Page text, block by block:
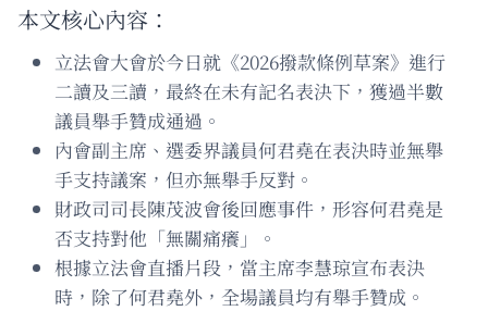
本文核心內容：
立法會大會於今日就《2026撥款條例草案》進行
二讀及三讀，最終在未有記名表決下，獲過半數
議員舉手贊成通過。
內會副主席、選委界議員何君堯在表決時並無舉
手支持議案，但亦無舉手反對。
財政司司長陳茂波會後回應事件，形容何君堯是
否支持對他「無關痛癢」。
根據立法會直播片段，當主席李慧琼宣布表決
時，除了何君堯外，全場議員均有舉手贊成。